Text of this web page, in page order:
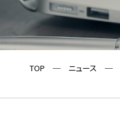
TOP ─ ニュース ─